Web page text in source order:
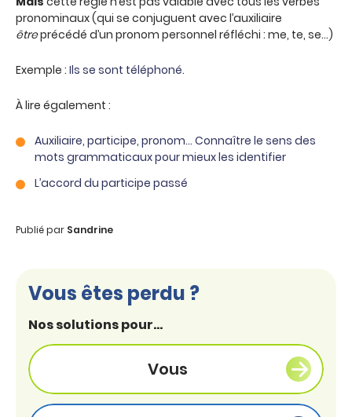
pronominaux (qui se conjuguent avec l’auxiliaire
êtreprécédé d’un pronom personnel réfléchi : me, te, se…)
Exemple : Ils se sont téléphoné.
À lire également :
Auxiliaire, participe, pronom… Connaître le sens des
mots grammaticaux pour mieux les identifier
L’accord du participe passé
Publié par Sandrine
Vous êtes perdu ?
Nos solutions pour...
Vous